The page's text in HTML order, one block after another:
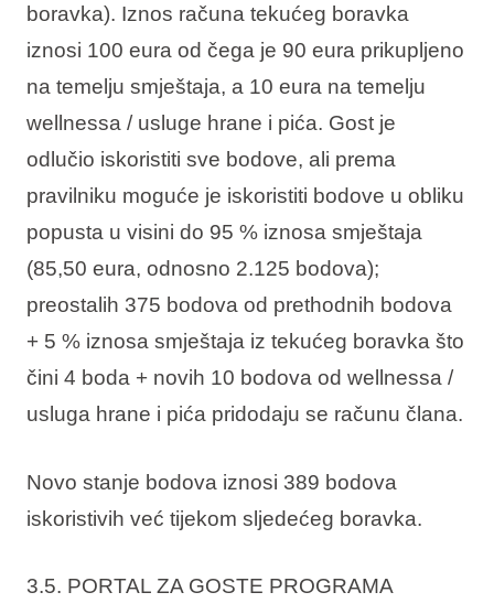
boravka). Iznos računa tekućeg boravka
iznosi 100 eura od čega je 90 eura prikupljeno
na temelju smještaja, a 10 eura na temelju
wellnessa / usluge hrane i pića. Gost je
odlučio iskoristiti sve bodove, ali prema
pravilniku moguće je iskoristiti bodove u obliku
popusta u visini do 95 % iznosa smještaja
(85,50 eura, odnosno 2.125 bodova);
preostalih 375 bodova od prethodnih bodova
+ 5 % iznosa smještaja iz tekućeg boravka što
čini 4 boda + novih 10 bodova od wellnessa /
usluga hrane i pića pridodaju se računu člana.
Novo stanje bodova iznosi 389 bodova
iskoristivih već tijekom sljedećeg boravka.
3.5. PORTAL ZA GOSTE PROGRAMA